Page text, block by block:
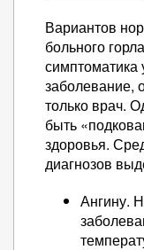
Вариантов
больного
симптоматика
заболевание,
только врач.
быть
здоровья.
диагнозов
Ангину.